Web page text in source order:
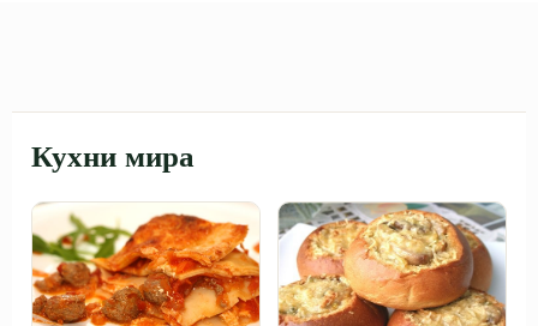
Кухни мира